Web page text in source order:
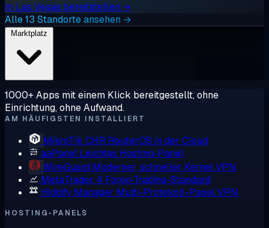
In Las Vegas bereitstellen →
Alle 13 Standorte ansehen →
1000+ Apps mit einem Klick bereitgestellt, ohne
Einrichtung, ohne Aufwand.
AM HÄUFIGSTEN INSTALLIERT
MikroTik CHR RouterOS in der Cloud
aaPanel Leichtes Hosting-Panel
WireGuard Moderner, schneller Kernel VPN
MetaTrader 4 Forex-Trading-Standard
Hiddify Manager Multi-Protokoll-Panel VPN
HOSTING-PANELS